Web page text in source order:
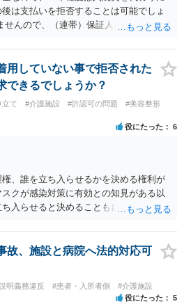
は支払いを拒否することは可能でしょ
せんので、（連帯）保証人などにならな
用していない事で拒否された
できるでしょうか？
立て #介護施設 #許認可の問題
#美容整形
役にたった 6
、誰を立ち入らせるかを決める権利が
クが感染対策に有効との知見がある以
入らせると決めることも自由であり、
すと、公衆浴場法など各種業法で定め
は禁止されていますし、公の施設でもマ
題となりえますが、民間のお店に対し
いと考えられます。
故、施設と病院へ法的対応可
明義務違反 #患者・入所者側 #介護施設
役にたった 5